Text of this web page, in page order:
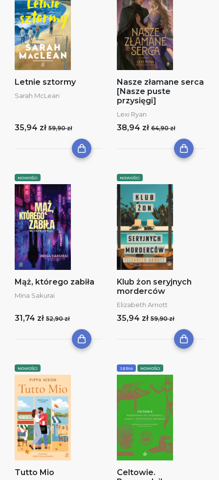
Letnie sztormy
Sarah McLean
35,94 zł 59,90 zł
Nasze złamane serca
[Nasze puste
przysięgi]
Lexi Ryan
38,94 zł 64,90 zł
NOWOŚCI
Mąż, którego zabiła
Mina Sakurai
31,74 zł 52,90 zł
NOWOŚCI
Klub żon seryjnych
morderców
Elizabeth Arnott
35,94 zł 59,90 zł
NOWOŚCI
Tutto Mio
SERIA NOWOŚCI
Celtowie.